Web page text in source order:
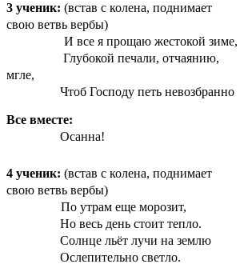
3 ученик: (встав с колена, поднимает
свою ветвь вербы)
И все я прощаю жестокой зиме,
Глубокой печали, отчаянию,
мгле,
Чтоб Господу петь невозбранно
Все вместе:
Осанна!
4 ученик: (встав с колена, поднимает
свою ветвь вербы)
По утрам еще морозит,
Но весь день стоит тепло.
Солнце льёт лучи на землю
Ослепительно светло.